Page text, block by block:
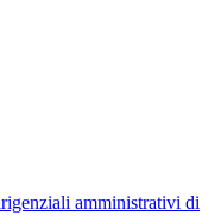
amministrativi di